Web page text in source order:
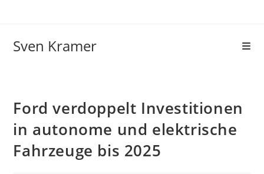
Sven Kramer
Ford verdoppelt Investitionen
in autonome und elektrische
Fahrzeuge bis 2025